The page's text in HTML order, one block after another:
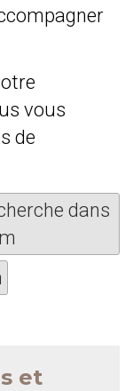
vous
de
dans
et